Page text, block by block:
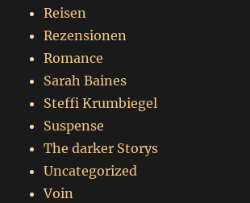
Reisen
Rezensionen
Romance
Sarah Baines
Steffi Krumbiegel
Suspense
The darker Storys
Uncategorized
Voin